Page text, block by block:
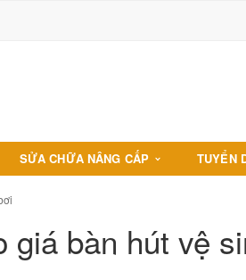
SỬA CHỮA NÂNG CẤP TUYỂN
giá bàn hút vệ